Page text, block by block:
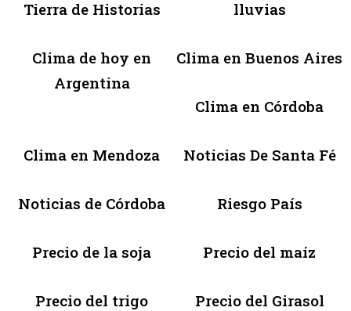
Tierra de Historias lluvias
Clima de hoy en
Argentina
Clima en Buenos Aires
Clima en Córdoba
Clima en Mendoza Noticias De Santa Fé
Noticias de Córdoba Riesgo País
Precio de la soja Precio del maíz
Precio del trigo Precio del Girasol